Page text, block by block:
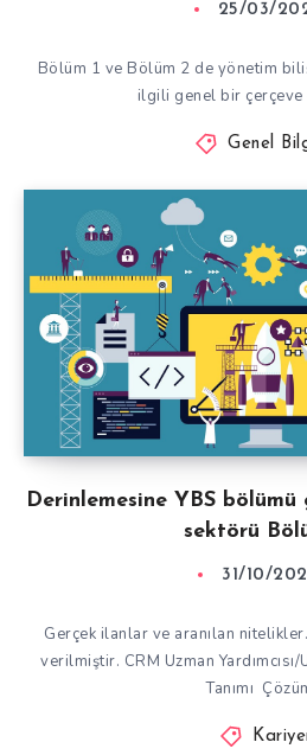
25/03/
Bölüm 1 ve Bölüm 2 de yönetim
ilgili genel bir çerçeve
Genel
Derinlemesine YBS
sektörü
31/10/
Gerçek ilanlar ve aranılan nitelikler.
verilmiştir. CRM Uzman
Tanımı